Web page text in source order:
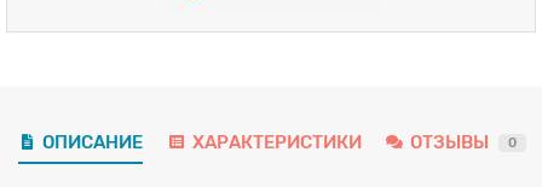
ОПИСАНИЕ ХАРАКТЕРИСТИКИ ОТЗЫВЫ 0